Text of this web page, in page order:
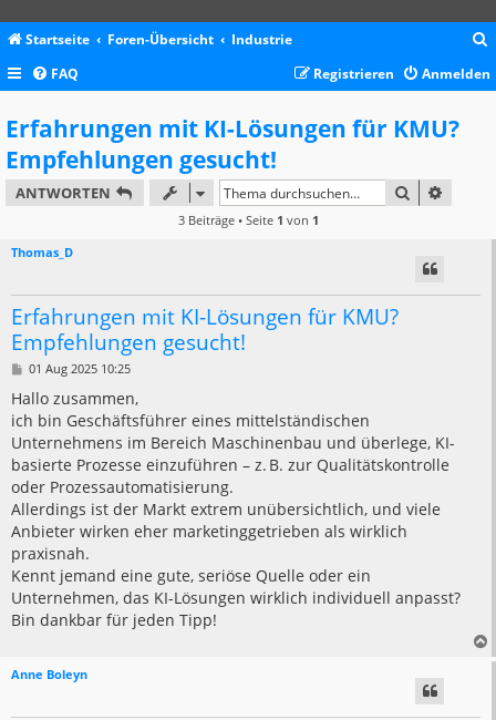
Startseite Foren-Übersicht Industrie
c
FAQ Anmelden
Registrieren
Erfahrungen mit KI-Lösungen für KMU?
Empfehlungen gesucht!
ANTWORTEN SUCHE
3 Beiträge • Seite 1 von 1
Thomas_D
Erfahrungen mit KI-Lösungen für KMU?
Empfehlungen gesucht!
B
i
r
a
g
01 Aug 2025 10:25
Hallo zusammen,
ich bin Geschäftsführer eines mittelständischen
Unternehmens im Bereich Maschinenbau und überlege, KI-
basierte Prozesse einzuführen – z. B. zur Qualitätskontrolle
oder Prozessautomatisierung.
Allerdings ist der Markt extrem unübersichtlich, und viele
Anbieter wirken eher marketinggetrieben als wirklich
praxisnah.
Kennt jemand eine gute, seriöse Quelle oder ein
Unternehmen, das KI-Lösungen wirklich individuell anpasst?
Bin dankbar für jeden Tipp!
Anne Boleyn